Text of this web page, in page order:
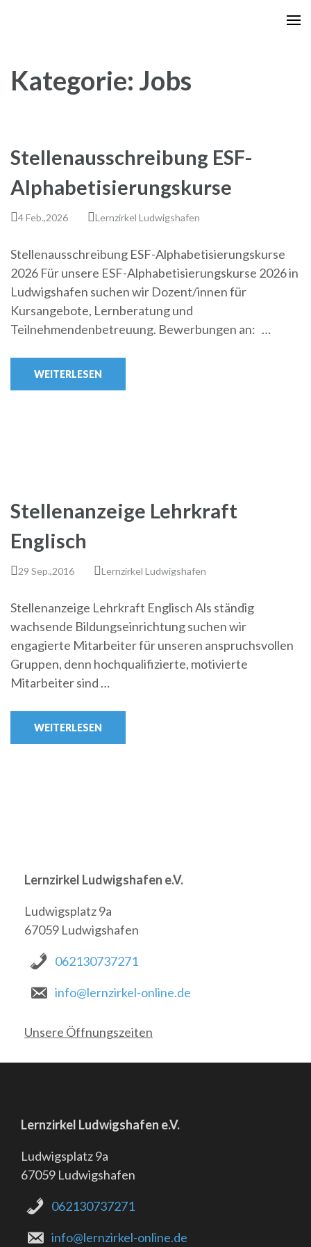
drücken)
Kategorie: Jobs
Stellenausschreibung ESF-
Alphabetisierungskurse
4 Feb.,2026 Lernzirkel Ludwigshafen
Stellenausschreibung ESF-Alphabetisierungskurse
2026 Für unsere ESF-Alphabetisierungskurse 2026 in
Ludwigshafen suchen wir Dozent/innen für
Kursangebote, Lernberatung und
Teilnehmendenbetreuung. Bewerbungen an: …
WEITERLESEN
Stellenanzeige Lehrkraft
Englisch
29 Sep.,2016 Lernzirkel Ludwigshafen
Stellenanzeige Lehrkraft Englisch Als ständig
wachsende Bildungseinrichtung suchen wir
engagierte Mitarbeiter für unseren anspruchsvollen
Gruppen, denn hochqualifizierte, motivierte
Mitarbeiter sind …
WEITERLESEN
Lernzirkel Ludwigshafen e.V.
Ludwigsplatz 9a
67059 Ludwigshafen
062130737271
info@lernzirkel-online.de
Unsere Öffnungszeiten
Lernzirkel Ludwigshafen e.V.
Ludwigsplatz 9a
67059 Ludwigshafen
062130737271
info@lernzirkel-online.de